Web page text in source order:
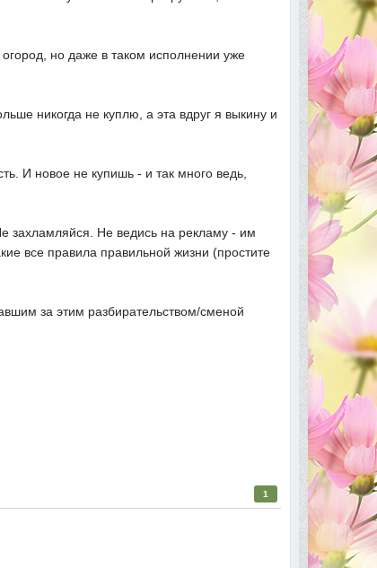
но даже в таком исполнении уже
никогда не куплю, а эта вдруг я выкину и
И новое не купишь - и так много ведь,
захламляйся. Не ведись на рекламу - им
все правила правильной жизни (простите
за этим разбирательством/сменой
1